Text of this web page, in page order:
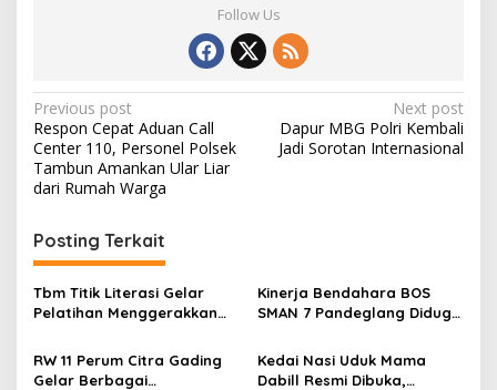
Follow Us
Post
navigation
Previous post
Respon Cepat Aduan Call
Center 110, Personel Polsek
Tambun Amankan Ular Liar
dari Rumah Warga
Next post
Dapur MBG Polri Kembali
Jadi Sorotan Internasional
Posting Terkait
Tbm Titik Literasi Gelar
Pelatihan Menggerakkan
Komunitas
Kinerja Bendahara BOS
SMAN 7 Pandeglang Diduga
Dorong Inspektorat Turun
Tangan
RW 11 Perum Citra Gading
Gelar Berbagai
Kedai Nasi Uduk Mama
Dabill Resmi Dibuka,